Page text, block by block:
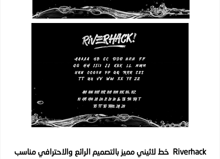
Riverhack خط لاثيني مميز بالتصميم الرائع والاحترافي مناسب